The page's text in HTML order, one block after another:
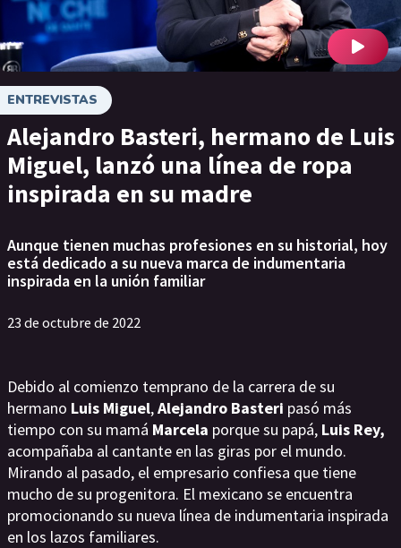
ENTREVISTAS
Alejandro Basteri, hermano de Luis
Miguel, lanzó una línea de ropa
inspirada en su madre
Aunque tienen muchas profesiones en su historial, hoy
está dedicado a su nueva marca de indumentaria
inspirada en la unión familiar
23 de octubre de 2022
Debido al comienzo temprano de la carrera de su
hermano Luis Miguel,Alejandro Basteri pasó más
tiempo con su mamá Marcela porque su papá, Luis Rey,
acompañaba al cantante en las giras por el mundo.
Mirando al pasado, el empresario confiesa que tiene
mucho de su progenitora. El mexicano se encuentra
promocionando su nueva línea de indumentaria inspirada
en los lazos familiares.